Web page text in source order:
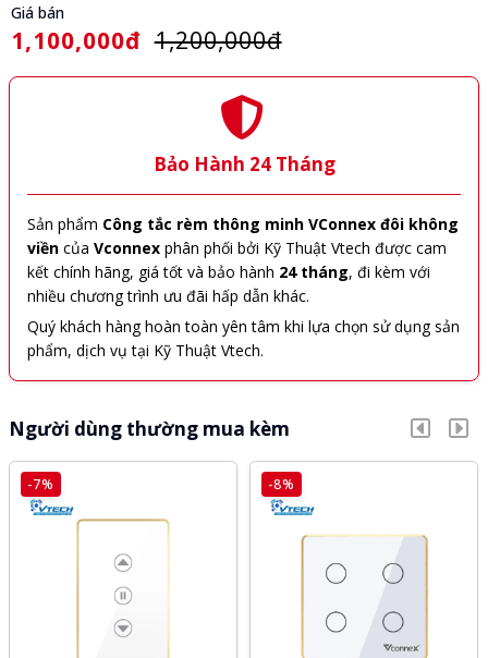
Giá bán
1,100,000đ 1,200,000đ
Bảo Hành 24 Tháng
Sản phẩm Công tắc rèm thông minh VConnex đôi không
viền của Vconnex phân phối bởi Kỹ Thuật Vtech được cam
kết chính hãng, giá tốt và bảo hành 24 tháng, đi kèm với
nhiều chương trình ưu đãi hấp dẫn khác.
Quý khách hàng hoàn toàn yên tâm khi lựa chọn sử dụng sản
phẩm, dịch vụ tại Kỹ Thuật Vtech.
Người dùng thường mua kèm
-7% -8%